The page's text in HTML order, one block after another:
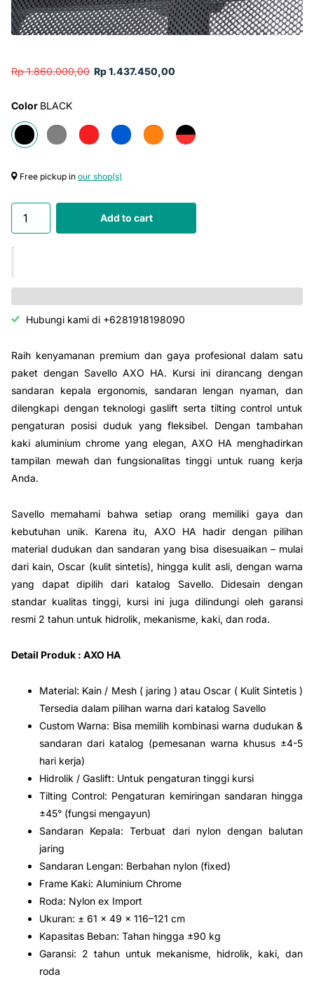
Rp 1.860.000,00 Rp 1.437.450,00
Color BLACK
Free pickup in our shop(s)
Add to cart
Hubungi kami di +6281918198090
Raih kenyamanan premium dan gaya profesional dalam satu
paket dengan Savello AXO HA. Kursi ini dirancang dengan
sandaran kepala ergonomis, sandaran lengan nyaman, dan
dilengkapi dengan teknologi gaslift serta tilting control untuk
pengaturan posisi duduk yang fleksibel. Dengan tambahan
kaki aluminium chrome yang elegan, AXO HA menghadirkan
tampilan mewah dan fungsionalitas tinggi untuk ruang kerja
Anda.
Savello memahami bahwa setiap orang memiliki gaya dan
kebutuhan unik. Karena itu, AXO HA hadir dengan pilihan
material dudukan dan sandaran yang bisa disesuaikan – mulai
dari kain, Oscar (kulit sintetis), hingga kulit asli, dengan warna
yang dapat dipilih dari katalog Savello. Didesain dengan
standar kualitas tinggi, kursi ini juga dilindungi oleh garansi
resmi 2 tahun untuk hidrolik, mekanisme, kaki, dan roda.
Detail Produk : AXO HA
Material: Kain / Mesh ( jaring ) atau Oscar ( Kulit Sintetis )
Tersedia dalam pilihan warna dari katalog Savello
Custom Warna: Bisa memilih kombinasi warna dudukan &
sandaran dari katalog (pemesanan warna khusus ±4-5
hari kerja)
Hidrolik / Gaslift: Untuk pengaturan tinggi kursi
Tilting Control: Pengaturan kemiringan sandaran hingga
±45° (fungsi mengayun)
Sandaran Kepala: Terbuat dari nylon dengan balutan
jaring
Sandaran Lengan: Berbahan nylon (fixed)
Frame Kaki: Aluminium Chrome
Roda: Nylon ex Import
Ukuran: ± 61 x 49 x 116–121 cm
Kapasitas Beban: Tahan hingga ±90 kg
Garansi: 2 tahun untuk mekanisme, hidrolik, kaki, dan
roda